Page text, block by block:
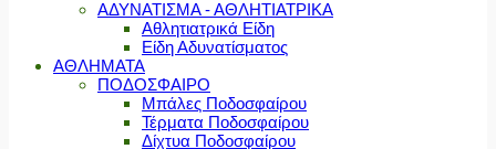
ΑΔΥΝΑΤΙΣΜΑ - ΑΘΛΗΤΙΑΤΡΙΚΑ
Αθλητιατρικά Είδη
Είδη Αδυνατίσματος
ΑΘΛΗΜΑΤΑ
ΠΟΔΟΣΦΑΙΡΟ
Μπάλες Ποδοσφαίρου
Τέρματα Ποδοσφαίρου
Δίχτυα Ποδοσφαίρου